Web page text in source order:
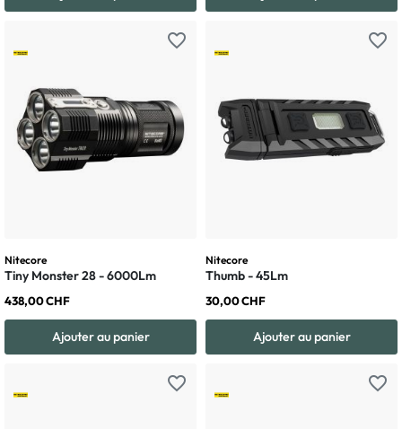
favorite_border
Nitecore
Tiny Monster 28 - 6000Lm
438,00 CHF
Ajouter au panier
favorite_border
Nitecore
Thumb - 45Lm
30,00 CHF
Ajouter au panier
favorite_border favorite_border